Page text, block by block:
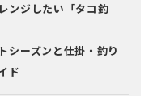
ンジしたい「タコ釣
シーズンと仕掛・釣り
ド